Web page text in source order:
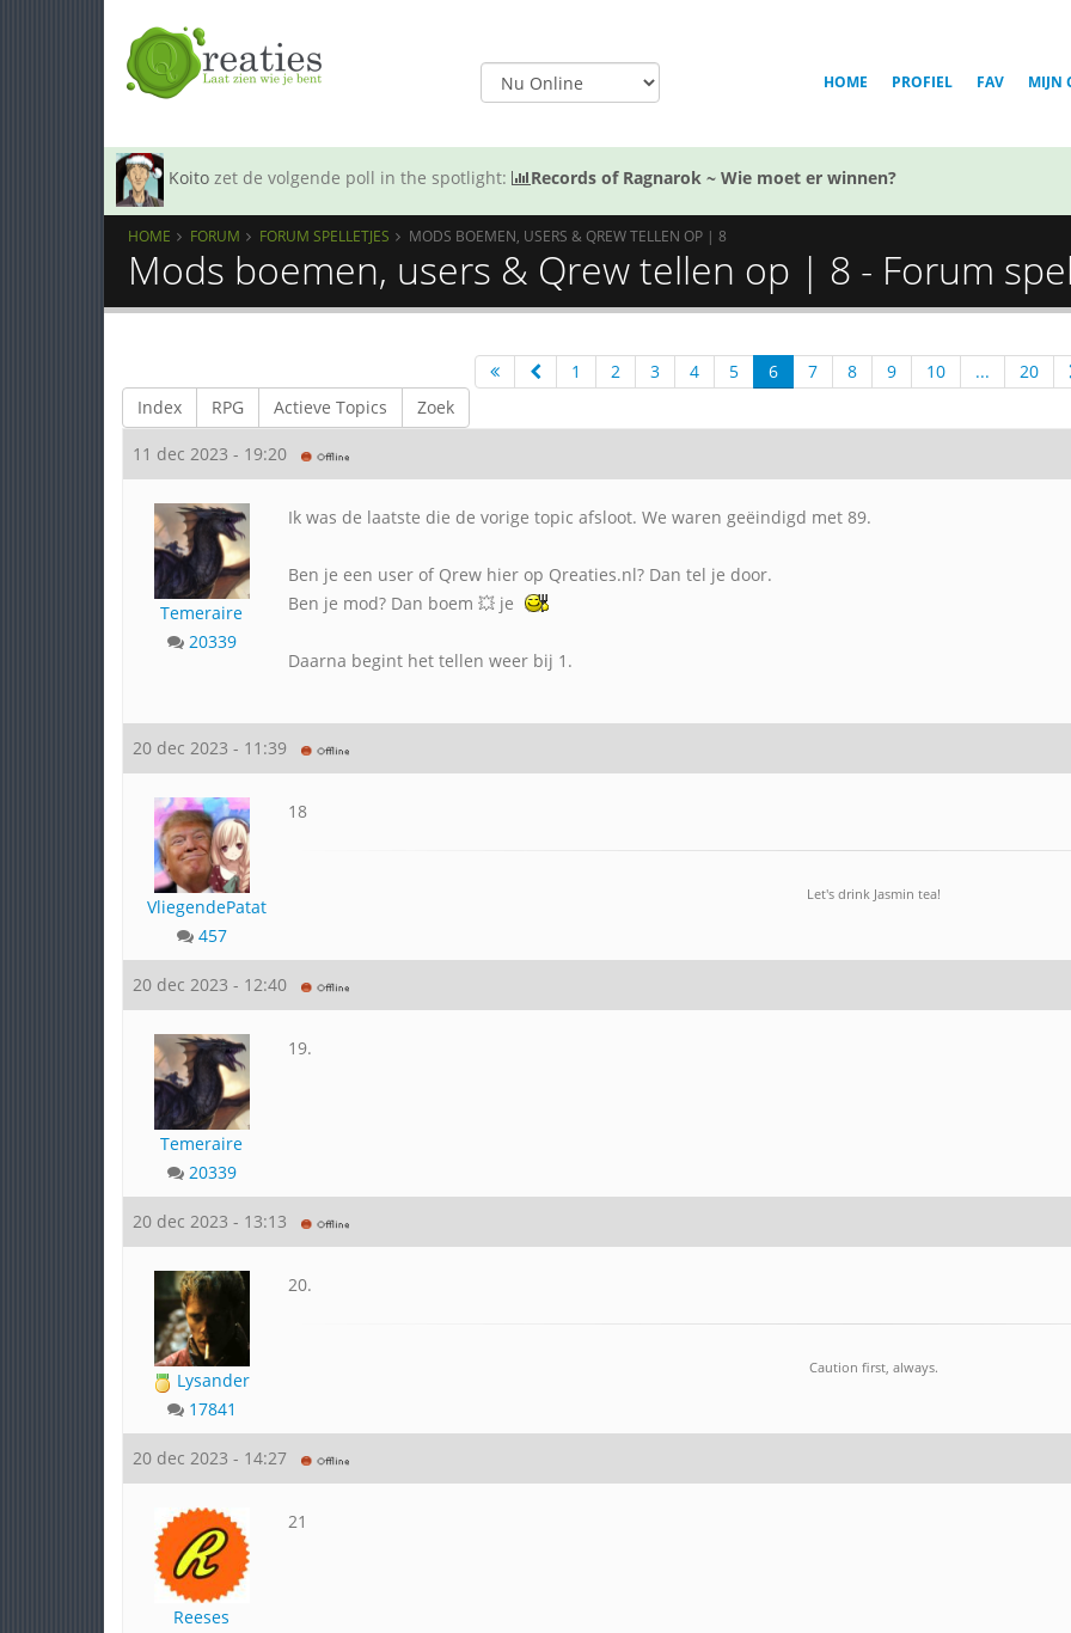
HOME PROFIEL FAV MIJN
Koito zet de volgende poll in the spotlight: Records of Ragnarok ~ Wie moet er winnen?
HOME FORUM FORUM SPELLETJES MODS BOEMEN, USERS & QREW TELLEN OP | 8
Mods boemen, users & Qrew tellen op | 8 - Forum
Index RPG Actieve Topics Zoek
1 2 3 4 5 6 7 8 9 10 ... 20
11 dec 2023 - 19:20
Temeraire
20339
Ik was de laatste die de vorige topic afsloot. We waren geëindigd met 89.
Ben je een user of Qrew hier op Qreaties.nl? Dan tel je door.
Ben je mod? Dan boem 💥 je
Daarna begint het tellen weer bij 1.
20 dec 2023 - 11:39
VliegendePatat
457
18
Let's drink Jasmin tea!
20 dec 2023 - 12:40
Temeraire
20339
19.
20 dec 2023 - 13:13
Lysander
17841
20.
Caution first, always.
20 dec 2023 - 14:27
Reeses
21